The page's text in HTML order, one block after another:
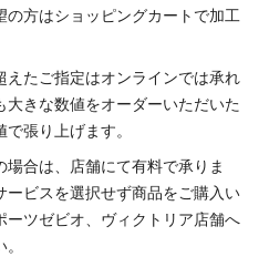
の方はショッピングカートで加工
えたご指定はオンラインでは承れ
大きな数値をオーダーいただいた
張り上げます。
合は、店舗にて有料で承りま
ビスを選択せず商品をご購入い
ーツゼビオ、ヴィクトリア店舗へ